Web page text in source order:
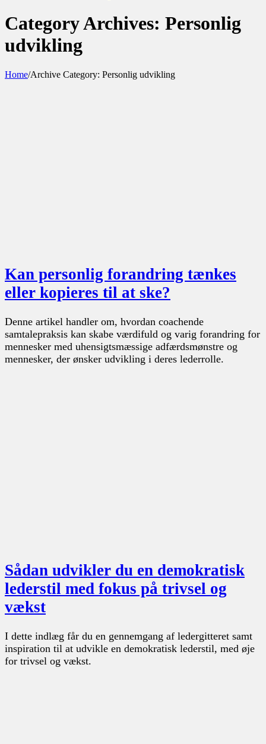
Category Archives: Personlig
udvikling
Home/Archive Category: Personlig udvikling
Kan personlig forandring tænkes
eller kopieres til at ske?
Denne artikel handler om, hvordan coachende
samtalepraksis kan skabe værdifuld og varig forandring for
mennesker med uhensigtsmæssige adfærdsmønstre og
mennesker, der ønsker udvikling i deres lederrolle.
Sådan udvikler du en demokratisk
lederstil med fokus på trivsel og
vækst
I dette indlæg får du en gennemgang af ledergitteret samt
inspiration til at udvikle en demokratisk lederstil, med øje
for trivsel og vækst.